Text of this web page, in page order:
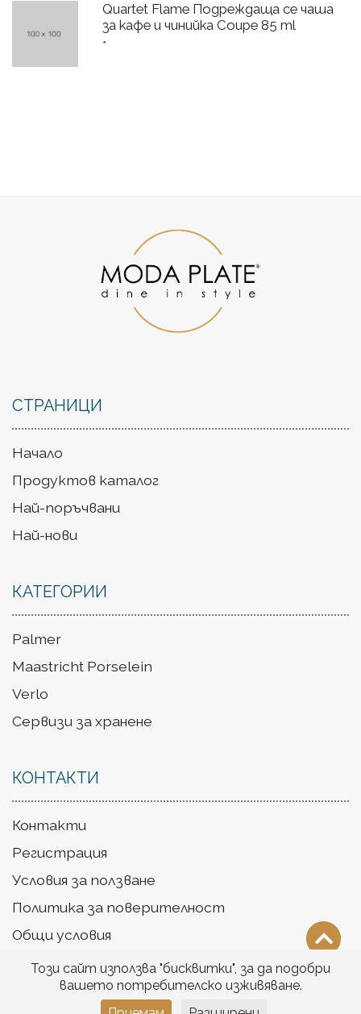
Quartet Flame Подреждаща се чаша
за кафе и чинийка Coupe 85 ml
*
СТРАНИЦИ
Начало
Продуктов каталог
Най-поръчвани
Най-нови
КАТЕГОРИИ
Palmer
Maastricht Porselein
Verlo
Сервизи за хранене
КОНТАКТИ
Контакти
Регистрация
Условия за ползване
Политика за поверителност
Общи условия
Доставка
Този сайт използва "бисквитки", за да подобри
вашето потребителско изживяване.